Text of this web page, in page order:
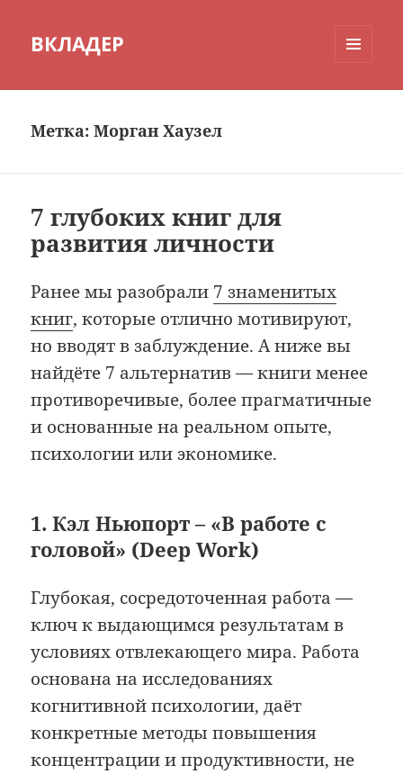
ВКЛАДЕР
Метка:Морган Хаузел
7 глубоких книг для
развития личности
Ранее мы разобрали 7 знаменитых
книг, которые отлично мотивируют,
но вводят в заблуждение. А ниже вы
найдёте 7 альтернатив — книги менее
противоречивые, более прагматичные
и основанные на реальном опыте,
психологии или экономике.
1. Кэл Ньюпорт – «В работе с
головой» (Deep Work)
Глубокая, сосредоточенная работа —
ключ к выдающимся результатам в
условиях отвлекающего мира. Работа
основана на исследованиях
когнитивной психологии, даёт
конкретные методы повышения
концентрации и продуктивности, не